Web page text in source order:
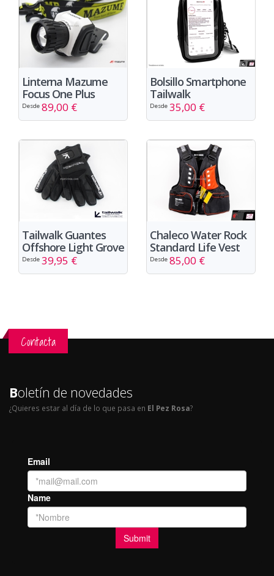
Linterna Mazume
Focus One Plus
Desde 89,00 €
Bolsillo Smartphone
Tailwalk
Desde 35,00 €
Tailwalk Guantes
Offshore Light Grove
Desde 39,95 €
Chaleco Water Rock
Standard Life Vest
Desde 85,00 €
Contacta
Boletín de novedades
¿Quieres estar al día de lo que pasa en El Pez Rosa?